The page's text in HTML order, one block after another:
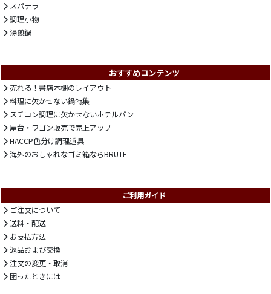
スパテラ
調理小物
湯煎鍋
おすすめコンテンツ
売れる！書店本棚のレイアウト
料理に欠かせない鍋特集
スチコン調理に欠かせないホテルパン
屋台・ワゴン販売で売上アップ
HACCP色分け調理道具
海外のおしゃれなゴミ箱ならBRUTE
ご利用ガイド
ご注文について
送料・配送
お支払方法
返品および交換
注文の変更・取消
困ったときには